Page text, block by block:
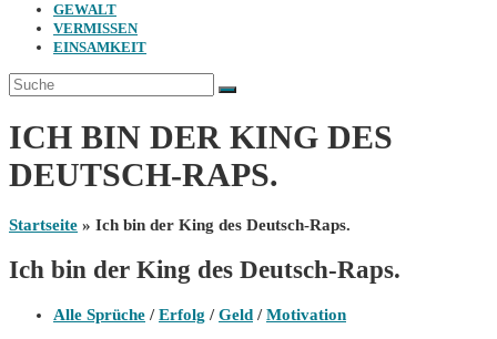
GEWALT
VERMISSEN
EINSAMKEIT
ICH BIN DER KING DES
DEUTSCH-RAPS.
Startseite » Ich bin der King des Deutsch-Raps.
Ich bin der King des Deutsch-Raps.
Beitrags-
Alle Sprüche / Erfolg / Geld / Motivation